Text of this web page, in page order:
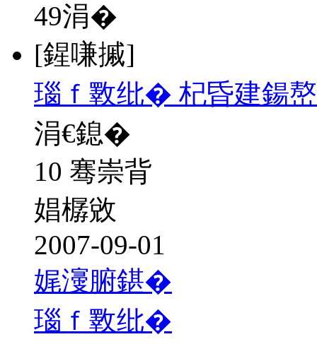
49涓�
[鍟嗛摵]
瑙ｆ斁纰� 杞昏建鍚
涓€鎴�
10 骞崇背
娼樼敓
2007-09-01
娓濅腑鍖�
瑙ｆ斁纰�